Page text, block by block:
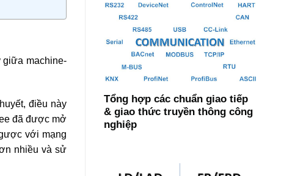
giữa machine-
điều này
đã được mở
với mạng
nhiều và sử
Tổng hợp các chuẩn giao tiếp
& giao thức truyền thông công
nghiệp